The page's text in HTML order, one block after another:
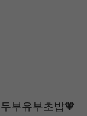
부유부초밥🧡